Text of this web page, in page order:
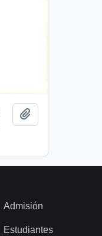
Admisión
Estudiantes